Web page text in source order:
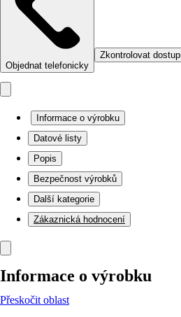
Objednat telefonicky
Zkontrolovat
Informace o výrobku
Datové listy
Popis
Bezpečnost výrobků
Další kategorie
Zákaznická hodnocení
Informace o výrobku
Přeskočit oblast